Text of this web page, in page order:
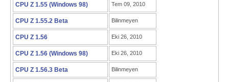
CPU Z 1.55 (Windows 98) Tem 09, 2010
CPU Z 1.55.2 Beta Bilinmeyen
CPU Z 1.56 Eki 26, 2010
CPU Z 1.56 (Windows 98) Eki 26, 2010
CPU Z 1.56.3 Beta Bilinmeyen